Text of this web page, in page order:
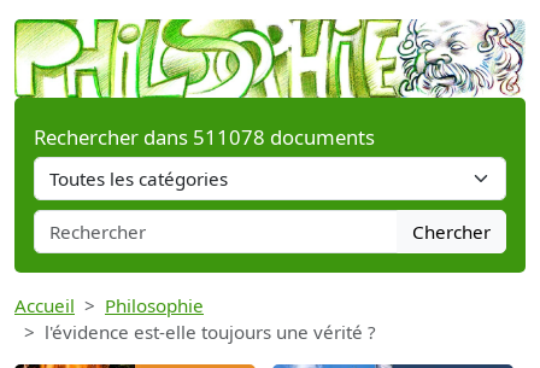
Rechercher dans 511078 documents
Chercher
Accueil
Philosophie
l'évidence est-elle toujours une vérité ?